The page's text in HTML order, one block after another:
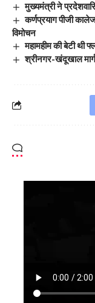
मुख्यमंत्री ने
कर्णप्रयाग पीजी
विमोचन
महामहीम की बेटी थी
श्रीनगर-खंदूखाल